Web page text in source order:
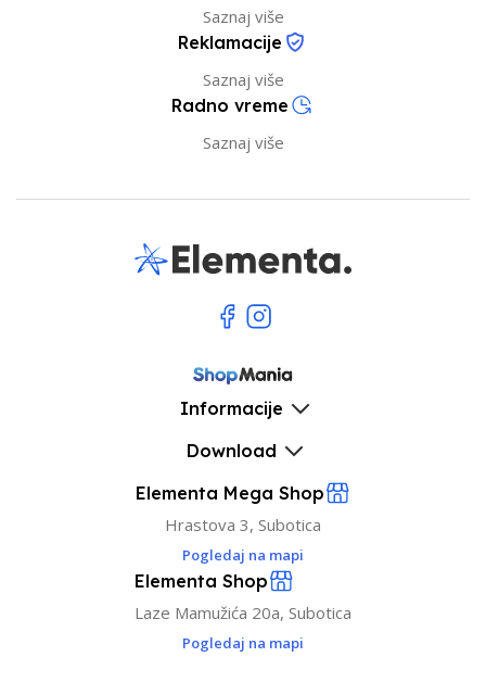
Saznaj više
Reklamacije
Saznaj više
Radno vreme
Saznaj više
Informacije
Download
Elementa Mega Shop
Hrastova 3, Subotica
Pogledaj na mapi
Elementa Shop
Laze Mamužića 20a, Subotica
Pogledaj na mapi